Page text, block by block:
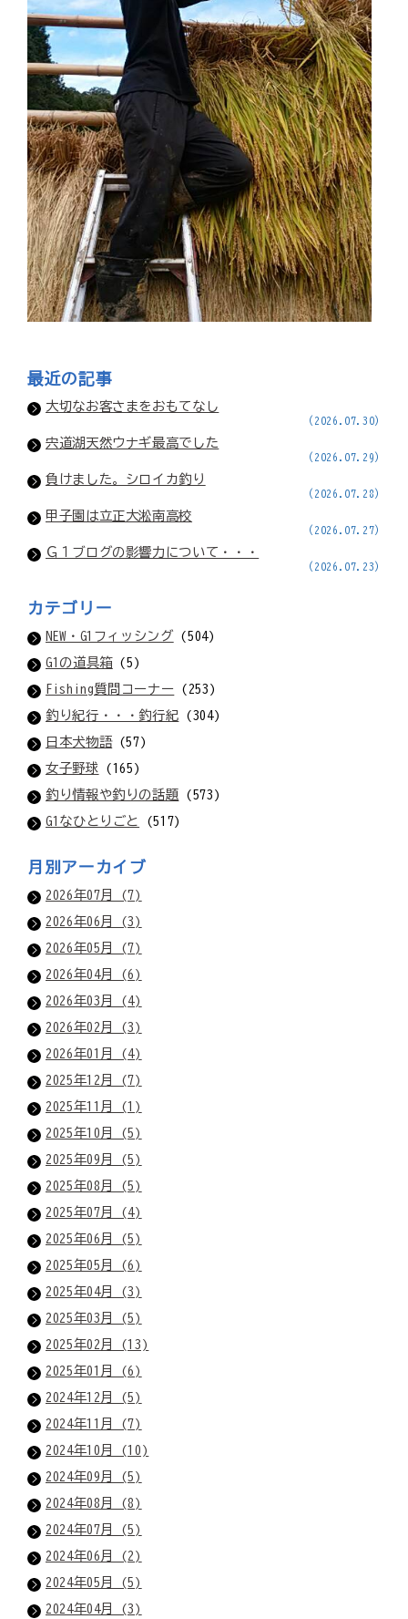
最近の記事
大切なお客さまをおもてなし
(2026.07.30)
宍道湖天然ウナギ最高でした
(2026.07.29)
負けました。シロイカ釣り
(2026.07.28)
甲子園は立正大淞南高校
(2026.07.27)
Ｇ１ブログの影響力について・・・
(2026.07.23)
カテゴリー
NEW・G1フィッシング(504)
G1の道具箱(5)
Fishing質問コーナー (253)
釣り紀行・・・釣行紀 (304)
日本犬物語(57)
女子野球 (165)
釣り情報や釣りの話題 (573)
G1なひとりごと
(517)
月別アーカイブ
2026年07月 (7)
2026年06月 (3)
2026年05月 (7)
2026年04月 (6)
2026年03月 (4)
2026年02月 (3)
2026年01月 (4)
2025年12月 (7)
2025年11月 (1)
2025年10月 (5)
2025年09月 (5)
2025年08月 (5)
2025年07月 (4)
2025年06月 (5)
2025年05月 (6)
2025年04月 (3)
2025年03月 (5)
2025年02月 (13)
2025年01月 (6)
2024年12月 (5)
2024年11月 (7)
2024年10月 (10)
2024年09月 (5)
2024年08月 (8)
2024年07月 (5)
2024年06月 (2)
2024年05月 (5)
2024年04月 (3)